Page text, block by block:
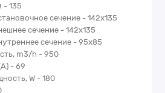
- 135
сечение - 142х135
сечение - 142х135
сечение - 95х85
m3/h - 950
- 69
W - 180